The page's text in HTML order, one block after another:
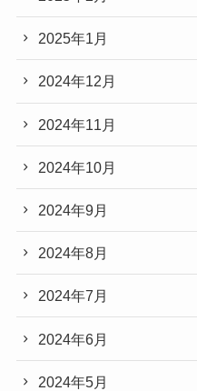
2025年1月
2024年12月
2024年11月
2024年10月
2024年9月
2024年8月
2024年7月
2024年6月
2024年5月